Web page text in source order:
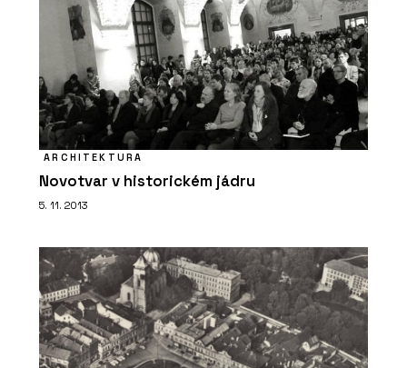
ARCHITEKTURA
Novotvar v historickém jádru
5. 11. 2013